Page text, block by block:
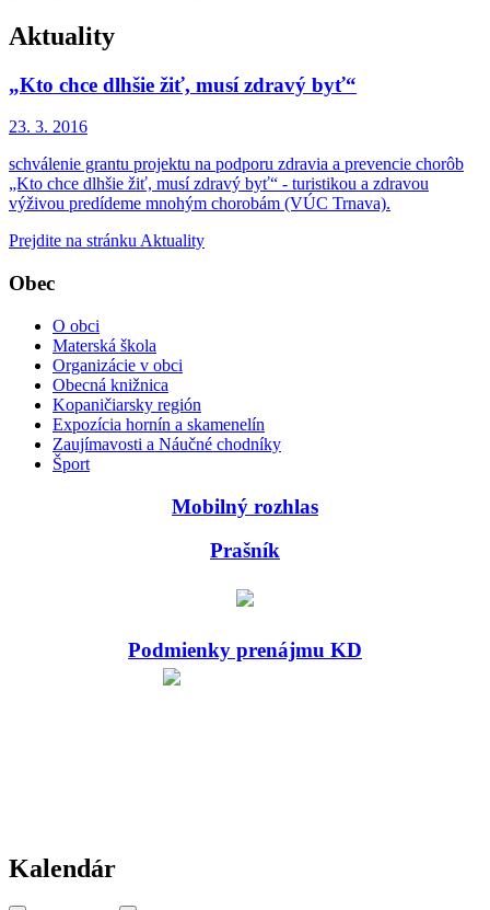
Aktuality
„Kto chce dlhšie žiť, musí zdravý byť“
23. 3. 2016
schválenie grantu projektu na podporu zdravia a prevencie chorôb
„Kto chce dlhšie žiť, musí zdravý byť“ - turistikou a zdravou
výživou predídeme mnohým chorobám (VÚC Trnava).
Prejdite na stránku Aktuality
Obec
O obci
Materská škola
Organizácie v obci
Obecná knižnica
Kopaničiarsky región
Expozícia hornín a skamenelín
Zaujímavosti a Náučné chodníky
Šport
Mobilný rozhlas
Prašník
Podmienky prenájmu KD
Kalendár